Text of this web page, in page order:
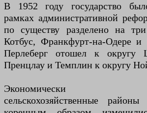
В 1952 году государство
рамках административной
по существу разделено на
Котбус, Франкфурт-на-Одере и
Перлеберг отошел к округу
Пренцлау и Темплин к округу
Экономически
сельскохозяйственные